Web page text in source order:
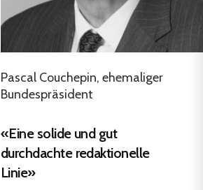
Pascal Couchepin, ehemaliger
Bundespräsident
«Eine solide und gut
durchdachte redaktionelle
Linie»